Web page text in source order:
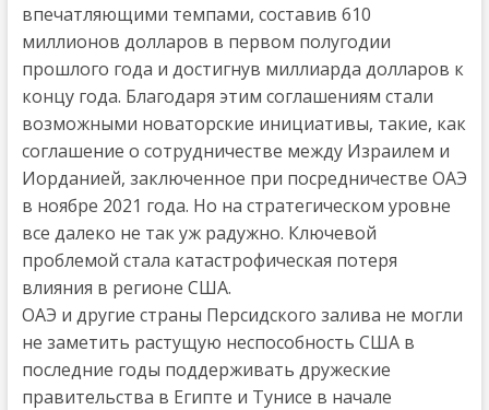
впечатляющими темпами, составив 610
миллионов долларов в первом полугодии
прошлого года и достигнув миллиарда долларов к
концу года. Благодаря этим соглашениям стали
возможными новаторские инициативы, такие, как
соглашение о сотрудничестве между Израилем и
Иорданией, заключенное при посредничестве ОАЭ
в ноябре 2021 года. Но на стратегическом уровне
все далеко не так уж радужно. Ключевой
проблемой стала катастрофическая потеря
влияния в регионе США.
ОАЭ и другие страны Персидского залива не могли
не заметить растущую неспособность США в
последние годы поддерживать дружеские
правительства в Египте и Тунисе в начале